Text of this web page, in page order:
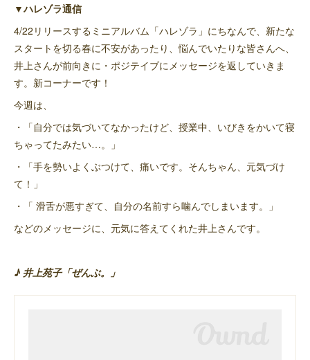
▼ハレゾラ通信
4/22リリースするミニアルバム「ハレゾラ」にちなんで、新たな
スタートを切る春に不安があったり、悩んでいたりな皆さんへ、
井上さんが前向きに・ポジテイブにメッセージを返していきま
す。新コーナーです！
今週は、
・「自分では気づいてなかったけど、授業中、いびきをかいて寝
ちゃってたみたい…。」
・「手を勢いよくぶつけて、痛いです。そんちゃん、元気づけ
て！」
・「 滑舌が悪すぎて、自分の名前すら噛んでしまいます。」
などのメッセージに、元気に答えてくれた井上さんです。
♪ 井上苑子「ぜんぶ。」